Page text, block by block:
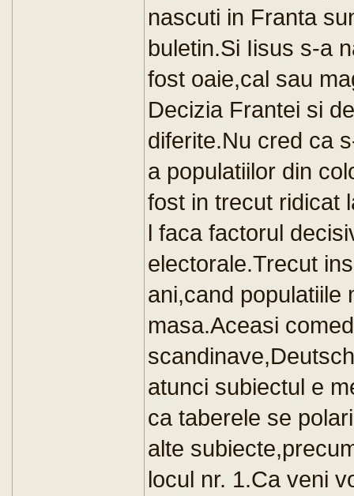
nascuti in Franta
buletin.Si Iisus s-a
fost oaie,cal sau
Decizia Frantei si
diferite.Nu cred ca
a populatiilor din
fost in trecut ridicat
l faca factorul
electorale.Trecut
ani,cand populatiile
masa.Aceasi
atunci subiectul e
ca taberele se
alte
locul nr. 1.Ca veni